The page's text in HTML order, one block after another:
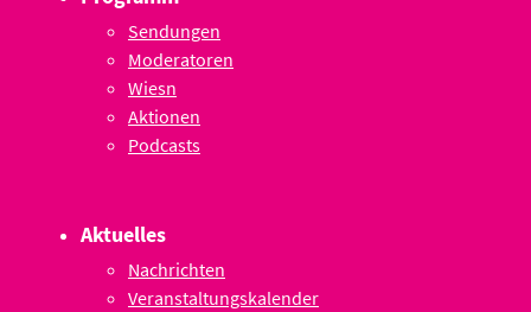
Sendungen
Moderatoren
Wiesn
Aktionen
Podcasts
Aktuelles
Nachrichten
Veranstaltungskalender